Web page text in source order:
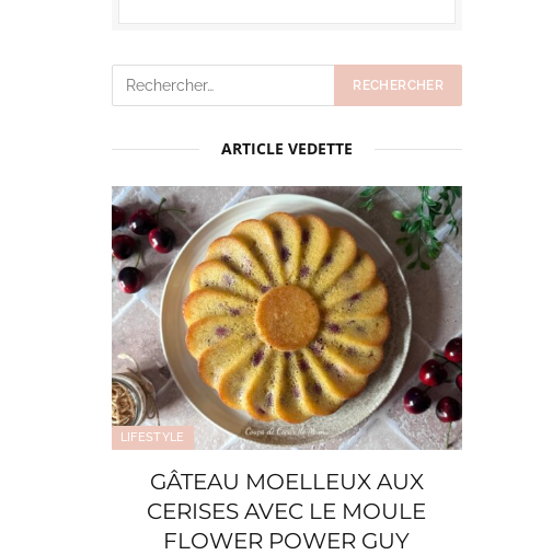
ARTICLE VEDETTE
LIFESTYLE
GÂTEAU MOELLEUX AUX
CERISES AVEC LE MOULE
FLOWER POWER GUY